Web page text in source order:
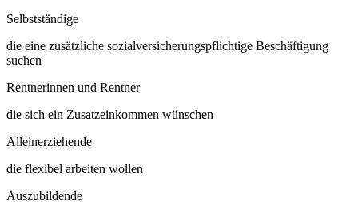
Selbst­ständige
die eine zusätz­liche sozial­versicherungs­pflichtige Beschäftigung
suchen
Rentnerinnen und Rentner
die sich ein Zusatz­ein­kommen wünschen
Allein­erziehende
die flexibel arbeiten wollen
Auszubildende